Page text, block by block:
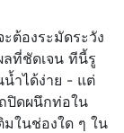
ต้องระมัดระวัง
ลที่ชัดเจน ทีนี้รู
ำได้ง่าย - แต่
ปิดผนึกท่อใน
มในช่องใด ๆ ใน